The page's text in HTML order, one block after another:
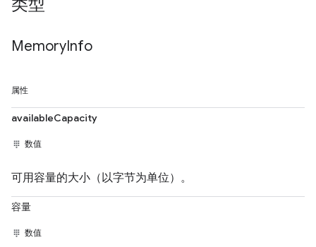
类型
MemoryInfo
属性
availableCapacity
数值
可用容量的大小（以字节为单位）。
容量
数值